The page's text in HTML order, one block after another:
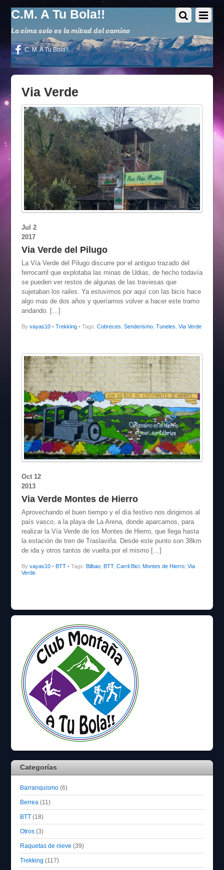
C.M. A Tu Bola!!
La cima solo es la mitad del camino
C. M. A Tu Bola!!
Via Verde
Jul 2
2017
Via Verde del Pilugo
La Vía Verde del Pilugo discurre por el antiguo trazado del
ferrocarril que explotaba las minas de Udias, de hecho todavía
se pueden ver restos de algunas de las traviesas que
sujetaban los railes. Ya estuvimos por aquí con las bicis hace
algo mas de dos años y queríamos volver a hacer este tramo
andando. […]
By vayas10• Trekking • Tags: Cobreces Senderismo, Tuneles Via Verde
Oct 12
2013
Via Verde Montes de Hierro
Aprovechando el buen tiempo y el día festivo nos dirigimos al
país vasco, a la playa de La Arena, donde aparcamos, para
realizar la Vía Verde de los Montes de Hierro, que llega hasta
la estación de tren de Traslaviña. Desde este punto son 38km
de ida y otros tantos de vuelta por el mismo […]
By vayas10• BTT • Tags: Bilbao, BTT, Carril Bici, Montes de Hierro, Via
Verde
Categorías
Barranquismo (6)
Berrea (11)
BTT (18)
Otros (3)
Raquetas de nieve (39)
Trekking (117)